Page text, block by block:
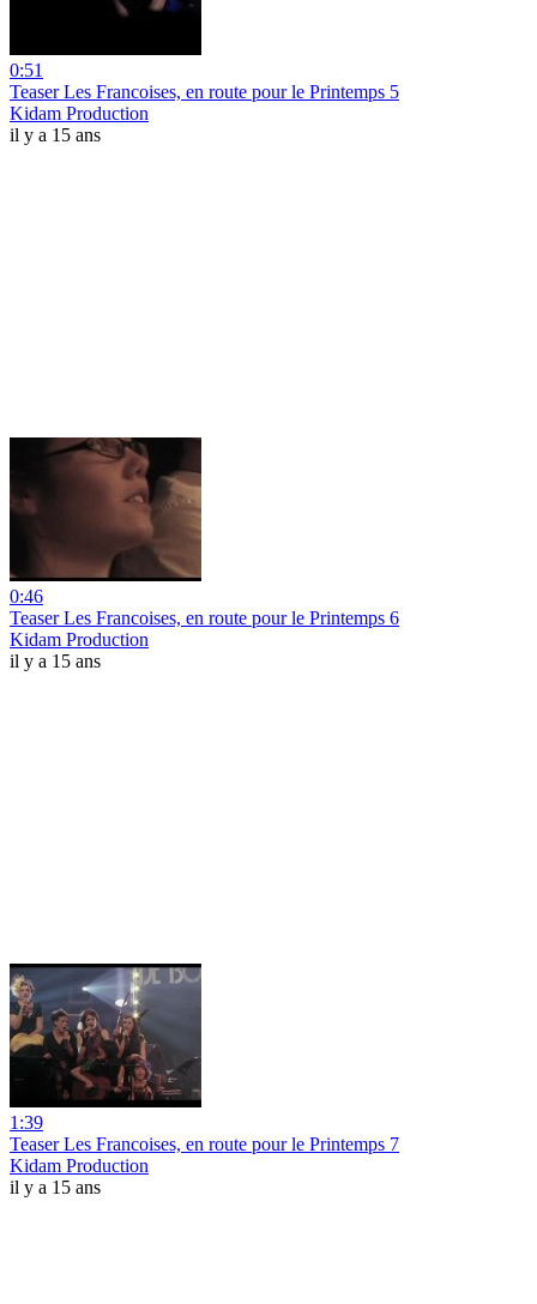
0:51
Teaser Les Francoises, en route pour le Printemps 5
Kidam Production
il y a 15 ans
0:46
Teaser Les Francoises, en route pour le Printemps 6
Kidam Production
il y a 15 ans
1:39
Teaser Les Francoises, en route pour le Printemps 7
Kidam Production
il y a 15 ans